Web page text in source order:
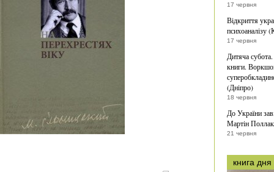
17 червня
Відкриття
психоаналізу
17 червня
Дитяча
книги.
(Дніпро)
18 червня
До України
Мартін
21 червня
книга дня